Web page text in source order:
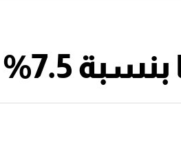
7.5%